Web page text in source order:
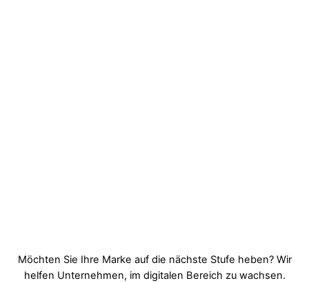
Möchten Sie Ihre Marke auf die nächste Stufe heben? Wir
helfen Unternehmen, im digitalen Bereich zu wachsen.